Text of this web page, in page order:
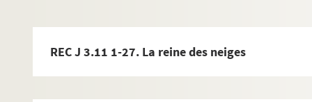
REC J 3.11 1-27. La reine des neiges
REC D 1-2. Correspondance [classement par année].